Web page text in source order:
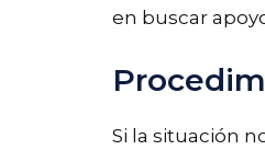
en buscar
Si la situación